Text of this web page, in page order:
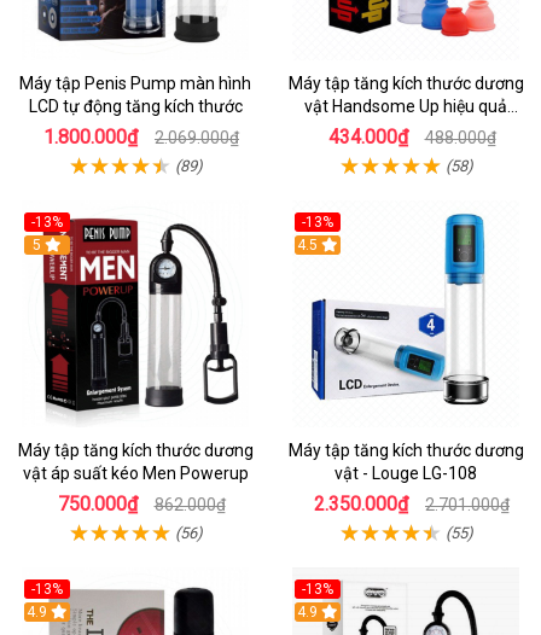
Máy tập Penis Pump màn hình
LCD tự động tăng kích thước
1.800.000₫ 2.069.000₫
(89)
Máy tập tăng kích thước dương
vật Handsome Up hiệu quả
nhanh
434.000₫ 488.000₫
(58)
-13%
Hot
5
Máy tập tăng kích thước dương
vật áp suất kéo Men Powerup
750.000₫ 862.000₫
(56)
-13%
Hot
4.5
Máy tập tăng kích thước dương
vật - Louge LG-108
2.350.000₫ 2.701.000₫
(55)
-13%
Hot
4.9
-13%
Hot
4.9